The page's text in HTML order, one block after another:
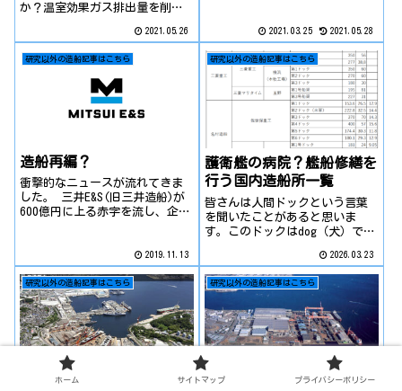
か？温室効果ガス排出量を削減
ない水素やアンモニアを燃料と
して、推進力を得る次世代船の
ことです。今回は、これら未来
の船が登場することで一体何が
変わるのか、見て...
2021.05.26
と、その大量建造のための大型
ドック。三井造船にとってのそ
れこそが、この千葉工場でし
た。その最後...
2021.03.25 2021.05.28
研究以外の造船記事はこちら
造船再編？
衝撃的なニュースが流れてきま
した。 三井E&S(旧三井造船)が
600億円に上る赤字を流し、企業
編を主とし、造船事業にもかな
り大きな影響をうけてます。日
本の造船産業：弱小企業の乱立
世界...
2019.11.13
研究以外の造船記事はこちら
護衛艦の病院？艦船修繕を
行う国内造船所一覧
皆さんは人間ドックという言葉
を聞いたことがあると思いま
す。このドックはdog（犬）では
もともとは海運造船業で用いら
れる用語です。人が病気になれ
ば病院へ行くように、そして健
康維持のために定期的に検査を
うけるよう...
2026.03.23
研究以外の造船記事はこちら
かつて造船重工業メーカー
研究以外の造船記事はこちら
さよなら住友重機マリン
ホーム サイトマップ プライバシーポリシー